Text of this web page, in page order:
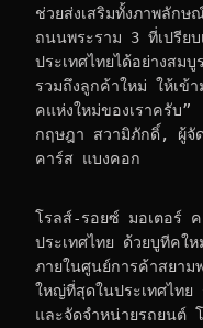
ช่วยส่งเสริมทั้งภาพลัก
ถนนพระราม 3 ที่เปรียบ
ประเทศไทยได้อย่างสม
รวมถึงลูกค้าใหม่ ให้เข้
คแห่งใหม่ของเราครับ”
กฤษฎา สวามิภักดิ์, ผู้จั
คาร์ส แบงคอก
โรลส์-รอยซ์ มอเตอร์
ประเทศไทย ด้วยบูทีคใ
ภายในศูนย์การค้าสยา
ใหญ่ที่สุดในประเทศไทย
และจัดจำหน่ายรถยนต์